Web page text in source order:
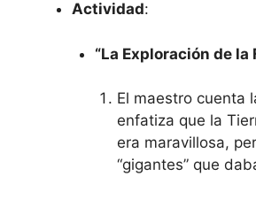
Actividad:
“La Exploración de la
El maestro cuenta
enfatiza que la
era maravillosa,
“gigantes” que